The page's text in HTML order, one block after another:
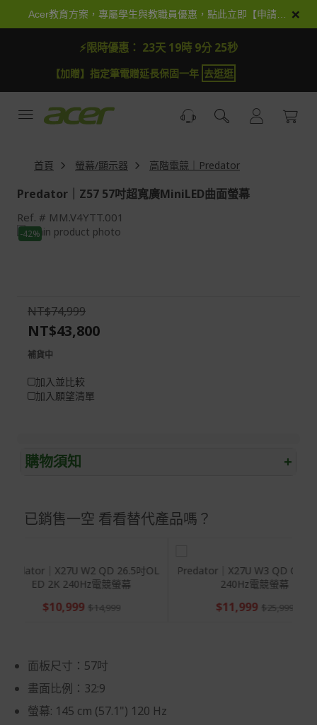
×
⚡限時優惠： 23天 19時 9分 24秒
【加贈】指定筆電贈延長保固一年 去逛逛
首頁 螢幕/顯示器 高階電競｜Predator
Predator｜Z57 57吋超寬廣MiniLED曲面螢幕
Ref. MM.V4YTT.001
Skip
to
images
gallery
-42%
Skip
the
images
購物須知 +
本網站消費者享有商品到貨七天鑑賞期之權益(鑑賞期並非
假日)，恕無法辦理。
退回之商品必須是全新狀態且完整包裝(含商品、附件、包
裝、紙箱及所有附隨文件或資料)。
權向消費者收取相應的整新費用。
*遊戲光碟、軟體等影音商品屬智慧財產權之商品。依消費
者保護法第十九條第二項規定，一經拆封後恕不接受退換
貨。
已銷售一空 看看替代產品嗎？
Predator｜X27U W2 QD 26.5吋OL
ED 2K 240Hz電競螢幕
$10,999
Predator｜X27U W3
240Hz電競螢
$11,999
面板尺寸：57吋
畫面比例：32:9
螢幕: 145 cm (57.1") 120 Hz
NT$74,999
NT$43,800
補貨中
加入並比較
加入願望清單